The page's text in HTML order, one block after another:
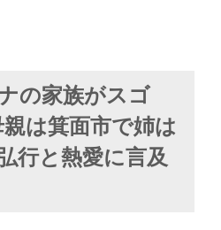
の家族がスゴ
は箕面市で姉は
行と熱愛に言及